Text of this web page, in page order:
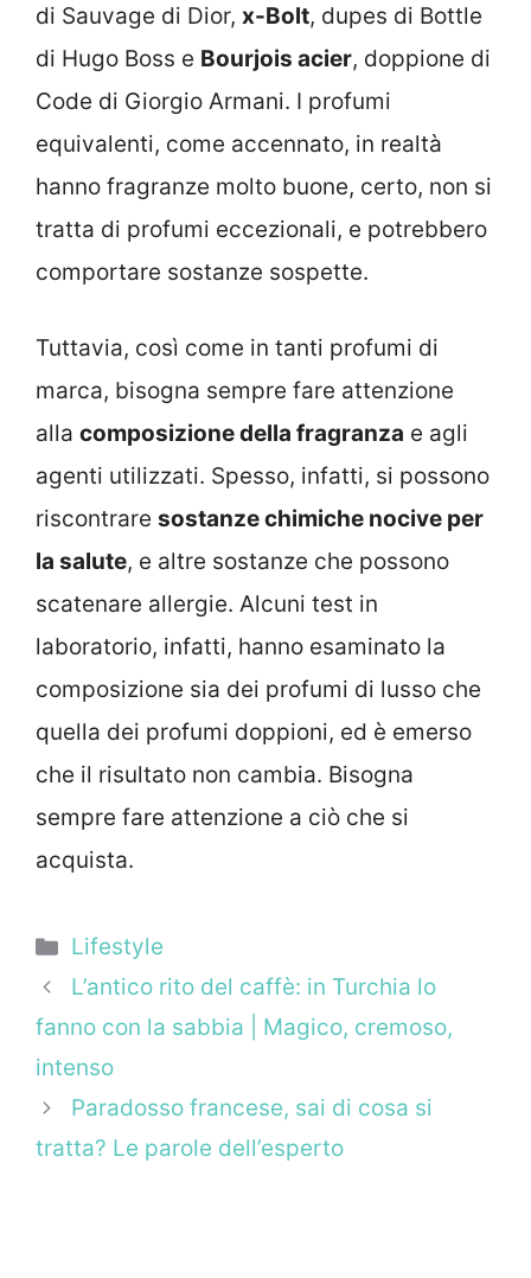
di Sauvage di Dior, x-Bolt, dupes di Bottle
di Hugo Boss e Bourjois acier, doppione di
Code di Giorgio Armani. I profumi
equivalenti, come accennato, in realtà
hanno fragranze molto buone, certo, non si
tratta di profumi eccezionali, e potrebbero
comportare sostanze sospette.
Tuttavia, così come in tanti profumi di
marca, bisogna sempre fare attenzione
alla composizione della fragranza e agli
agenti utilizzati. Spesso, infatti, si possono
riscontrare sostanze chimiche nocive per
la salute, e altre sostanze che possono
scatenare allergie. Alcuni test in
laboratorio, infatti, hanno esaminato la
composizione sia dei profumi di lusso che
quella dei profumi doppioni, ed è emerso
che il risultato non cambia. Bisogna
sempre fare attenzione a ciò che si
acquista.
Categorie
Lifestyle
L’antico rito del caffè: in Turchia lo
fanno con la sabbia | Magico, cremoso,
intenso
Paradosso francese, sai di cosa si
tratta? Le parole dell’esperto